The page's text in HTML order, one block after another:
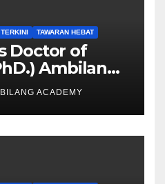
TAWARAN HEBAT
Doctor of
Ambilan
Kini Dibuka
ACADEMY